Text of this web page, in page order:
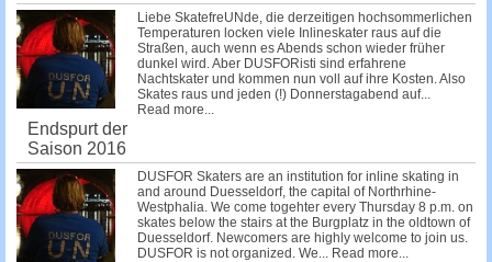
Endspurt der
Saison 2016
Liebe SkatefreUNde, die derzeitigen hochsommerlichen
Temperaturen locken viele Inlineskater raus auf die
Straßen, auch wenn es Abends schon wieder früher
dunkel wird. Aber DUSFORisti sind erfahrene
Nachtskater und kommen nun voll auf ihre Kosten. Also
Skates raus und jeden (!) Donnerstagabend auf...
Read more...
DUSFOR Skaters are an institution for inline skating in
and around Duesseldorf, the capital of Northrhine-
Westphalia. We come togehter every Thursday 8 p.m. on
skates below the stairs at the Burgplatz in the oldtown of
Duesseldorf. Newcomers are highly welcome to join us.
DUSFOR is not organized. We... Read more...